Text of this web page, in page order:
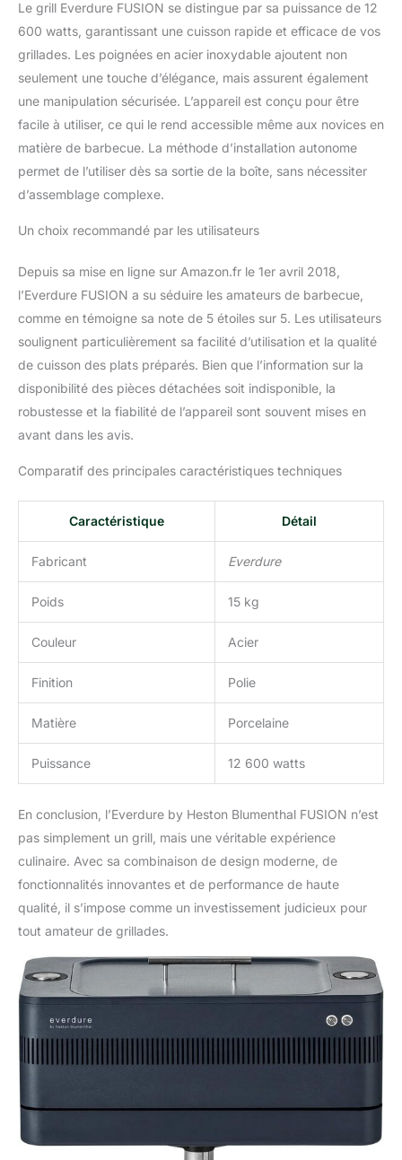
Le grill Everdure FUSION se distingue par sa puissance de 12
600 watts, garantissant une cuisson rapide et efficace de vos
grillades. Les poignées en acier inoxydable ajoutent non
seulement une touche d’élégance, mais assurent également
une manipulation sécurisée. L’appareil est conçu pour être
facile à utiliser, ce qui le rend accessible même aux novices en
matière de barbecue. La méthode d’installation autonome
permet de l’utiliser dès sa sortie de la boîte, sans nécessiter
d’assemblage complexe.
Un choix recommandé par les utilisateurs
Depuis sa mise en ligne sur Amazon.fr le 1er avril 2018,
l’Everdure FUSION a su séduire les amateurs de barbecue,
comme en témoigne sa note de 5 étoiles sur 5. Les utilisateurs
soulignent particulièrement sa facilité d’utilisation et la qualité
de cuisson des plats préparés. Bien que l’information sur la
disponibilité des pièces détachées soit indisponible, la
robustesse et la fiabilité de l’appareil sont souvent mises en
avant dans les avis.
Comparatif des principales caractéristiques techniques
Caractéristique Détail
Fabricant Everdure
Poids 15 kg
Couleur Acier
Finition Polie
Matière Porcelaine
Puissance 12 600 watts
En conclusion, l’Everdure by Heston Blumenthal FUSION n’est
pas simplement un grill, mais une véritable expérience
culinaire. Avec sa combinaison de design moderne, de
fonctionnalités innovantes et de performance de haute
qualité, il s’impose comme un investissement judicieux pour
tout amateur de grillades.